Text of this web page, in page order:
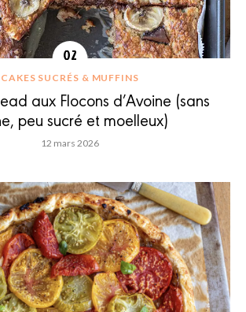
CAKES SUCRÉS & MUFFINS
aux Flocons d’Avoine (sans
peu sucré et moelleux)
12 mars 2026